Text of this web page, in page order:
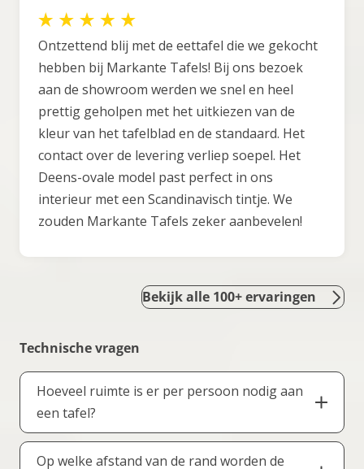
Ontzettend blij met de eettafel die we gekocht
hebben bij Markante Tafels! Bij ons bezoek
aan de showroom werden we snel en heel
prettig geholpen met het uitkiezen van de
kleur van het tafelblad en de standaard. Het
contact over de levering verliep soepel. Het
Deens-ovale model past perfect in ons
interieur met een Scandinavisch tintje. We
zouden Markante Tafels zeker aanbevelen!
Bekijk alle 100+ ervaringen
Technische vragen
Hoeveel ruimte is er per persoon nodig aan
een tafel?
Gemiddeld is er per persoon ongeveer 55 tot 70
cm ruimte aan tafel nodig. De exacte benodigde
Op welke afstand van de rand worden de